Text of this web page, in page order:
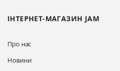
ІНТЕРНЕТ-МАГАЗИН JAM
Про нас
Новини